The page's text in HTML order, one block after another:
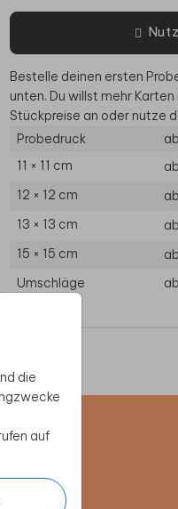
die
auf
EINLADUNG
Bestelle deinen ersten
unten. Du willst mehr
Stückpreise an oder nutze
Probedruck
11 × 11 cm
12 × 12 cm
13 × 13 cm
15 × 15 cm
Umschläge